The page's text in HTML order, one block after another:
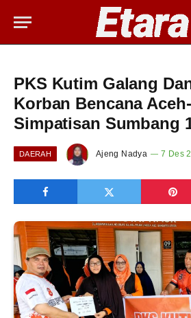
PKS Kutim Galang
Korban Bencana
Simpatisan Sumbang
DAERAH Ajeng Nadya 7 Des